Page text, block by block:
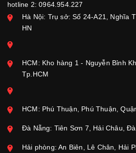
hotline 2: 0964.954.227
Hà Nội: Trụ sở: Số 24-A21, Nghĩa
HN
HCM: Kho hàng 1 - Nguyễn Bỉnh
Tp.HCM
HCM: Phú Thuận, Phú Thuận,
Đà Nẵng: Tiên Sơn 7, Hải Châu,
Hải phòng: An Biên, Lê Chân, Hải